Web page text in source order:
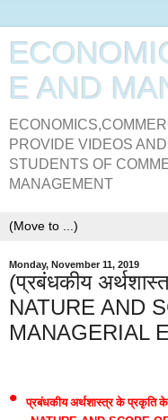
E AND
PROVIDE VIDEOS
STUDENTS OF
MANAGEMENT
Monday, November 11, 2019
(प्रबंधकीय
NATURE AND
MANAGERIAL
• प्रबंधकीय अर्थशास्त्र के प्रकृति के